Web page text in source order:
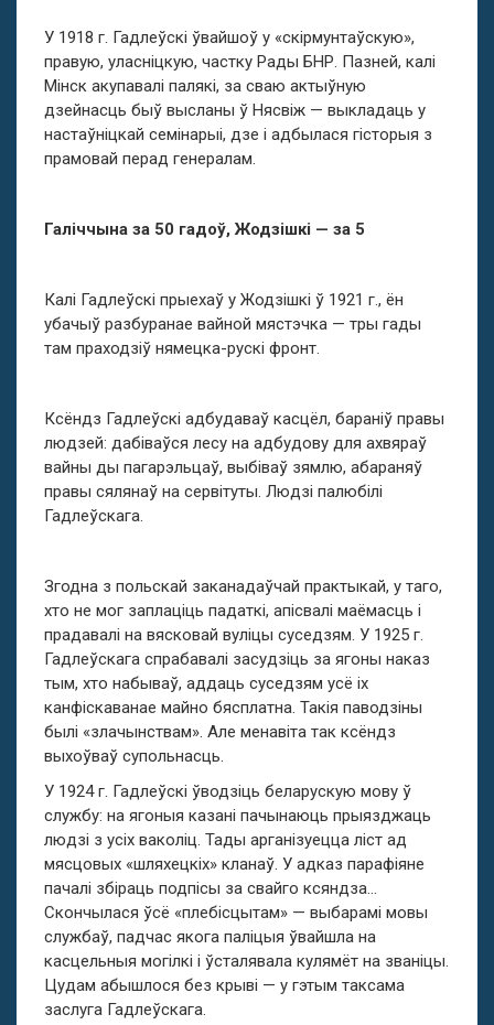
У 1918 г. Гадлеўскі ўвайшоў у «скірмунтаўскую»,
правую, уласніцкую, частку Рады БНР. Пазней, калі
Мінск акупавалі палякі, за сваю актыўную
дзейнасць быў высланы ў Нясвіж — выкладаць у
настаўніцкай семінарыі, дзе і адбылася гісторыя з
прамовай перад генералам.
Галіччына за 50 гадоў, Жодзішкі — за 5
Калі Гадлеўскі прыехаў у Жодзішкі ў 1921 г., ён
убачыў разбуранае вайной мястэчка — тры гады
там праходзіў нямецка-рускі фронт.
Ксёндз Гадлеўскі адбудаваў касцёл, бараніў правы
людзей: дабіваўся лесу на адбудову для ахвяраў
вайны ды пагарэльцаў, выбіваў зямлю, абараняў
правы сялянаў на сервітуты. Людзі палюбілі
Гадлеўскага.
Згодна з польскай заканадаўчай практыкай, у таго,
хто не мог заплаціць падаткі, апісвалі маёмасць і
прадавалі на вясковай вуліцы суседзям. У 1925 г.
Гадлеўскага спрабавалі засудзіць за ягоны наказ
тым, хто набываў, аддаць суседзям усё іх
канфіскаванае майно бясплатна. Такія паводзіны
былі «злачынствам». Але менавіта так ксёндз
выхоўваў супольнасць.
У 1924 г. Гадлеўскі ўводзіць беларускую мову ў
службу: на ягоныя казані пачынаюць прыязджаць
людзі з усіх ваколіц. Тады арганізуецца ліст ад
мясцовых «шляхецкіх» кланаў. У адказ парафіяне
пачалі збіраць подпісы за свайго ксяндза…
Скончылася ўсё «плебісцытам» — выбарамі мовы
службаў, падчас якога паліцыя ўвайшла на
касцельныя могілкі і ўсталявала кулямёт на званіцы.
Цудам абышлося без крыві — у гэтым таксама
заслуга Гадлеўскага.